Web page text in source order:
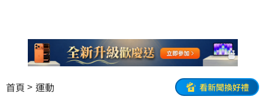
首頁 運動 看新聞換好禮